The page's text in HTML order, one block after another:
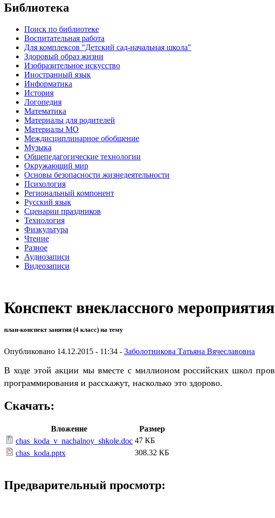
Библиотека
Поиск по библиотеке
Воспитательная работа
Для комплексов "Детский сад-начальная школа"
Здоровый образ жизни
Изобразительное искусство
Иностранный язык
Информатика
История
Логопедия
Математика
Материалы для родителей
Материалы МО
Междисциплинарное обобщение
Музыка
Общепедагогические технологии
Окружающий мир
Основы безопасности жизнедеятельности
Психология
Региональный компонент
Русский язык
Сценарии праздников
Технология
Физкультура
Чтение
Разное
Аудиозаписи
Видеозаписи
Конспект внеклассного
план-конспект занятия (4 класс) на тему
Опубликовано 14.12.2015 - 11:34 - Заболотникова Татьяна Вячеславовна
В ходе этой акции мы вместе с миллионом российских школ
программирования и расскажут, насколько это здорово.
Скачать:
Вложение
Размер
chas_koda_v_nachalnoy_shkole.doc 47 КБ
chas_koda.pptx
308.32 КБ
Предварительный просмотр: